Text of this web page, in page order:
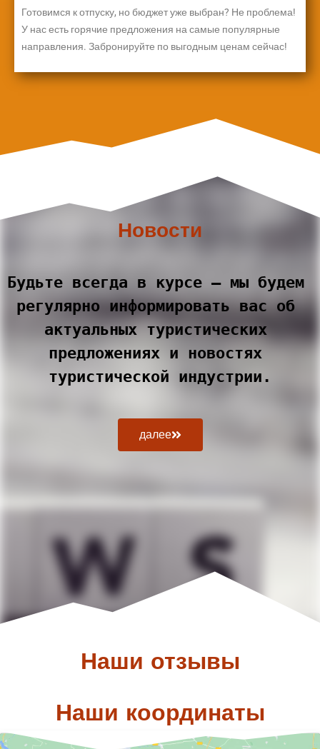
Готовимся к отпуску, но бюджет уже выбран? Не проблема!
У нас есть горячие предложения на самые популярные
направления. Забронируйте по выгодным ценам сейчас!
Новости
Будьте всегда в курсе – мы будем
регулярно информировать вас об
актуальных туристических
предложениях и новостях
туристической индустрии.
далее
Наши отзывы
Наши координаты